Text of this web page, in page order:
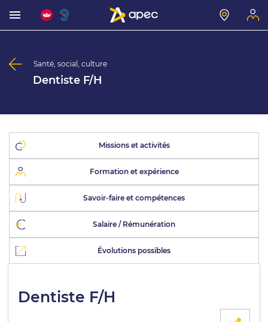
Santé, social, culture
Dentiste F/H
Missions et activités
Formation et expérience
Savoir-faire et compétences
Salaire / Rémunération
Évolutions possibles
Dentiste F/H